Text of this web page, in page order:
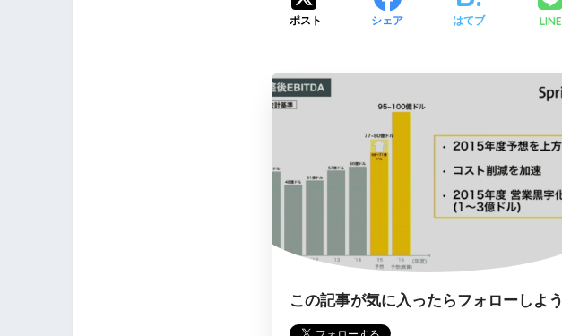
ポスト シェア はてブ LINE
この記事が気に入ったらフォローしよう